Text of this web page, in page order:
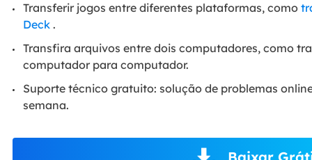
Transferir jogos entre diferentes plataformas, como
Deck.
Transfira arquivos entre dois computadores, como
computador para computador.
Suporte técnico gratuito: solução de problemas
semana.